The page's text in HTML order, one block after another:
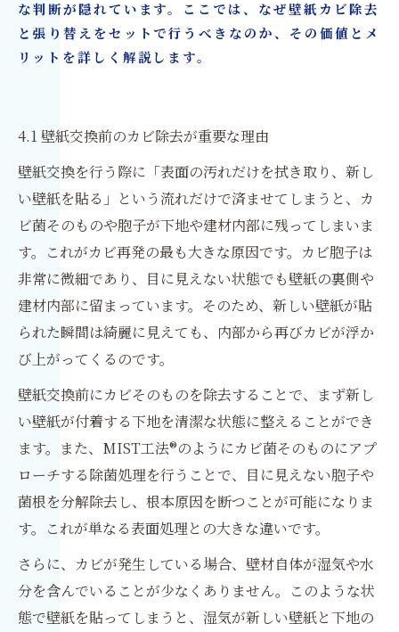
な判断が隠れています。ここでは、なぜ壁紙カビ除去
と張り替えをセットで行うべきなのか、その価値とメ
リットを詳しく解説します。
4.1 壁紙交換前のカビ除去が重要な理由
壁紙交換を行う際に「表面の汚れだけを拭き取り、新し
い壁紙を貼る」という流れだけで済ませてしまうと、カ
ビ菌そのものや胞子が下地や建材内部に残ってしまいま
す。これがカビ再発の最も大きな原因です。カビ胞子は
非常に微細であり、目に見えない状態でも壁紙の裏側や
建材内部に留まっています。そのため、新しい壁紙が貼
られた瞬間は綺麗に見えても、内部から再びカビが浮か
び上がってくるのです。
壁紙交換前にカビそのものを除去することで、まず新し
い壁紙が付着する下地を清潔な状態に整えることができ
ます。また、MIST工法®のようにカビ菌そのものにアプ
ローチする除菌処理を行うことで、目に見えない胞子や
菌根を分解除去し、根本原因を断つことが可能になりま
す。これが単なる表面処理との大きな違いです。
さらに、カビが発生している場合、壁材自体が湿気や水
分を含んでいることが少なくありません。このような状
態で壁紙を貼ってしまうと、湿気が新しい壁紙と下地の